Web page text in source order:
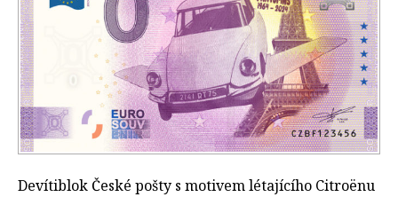
Devítiblok České pošty s motivem létajícího Citroënu